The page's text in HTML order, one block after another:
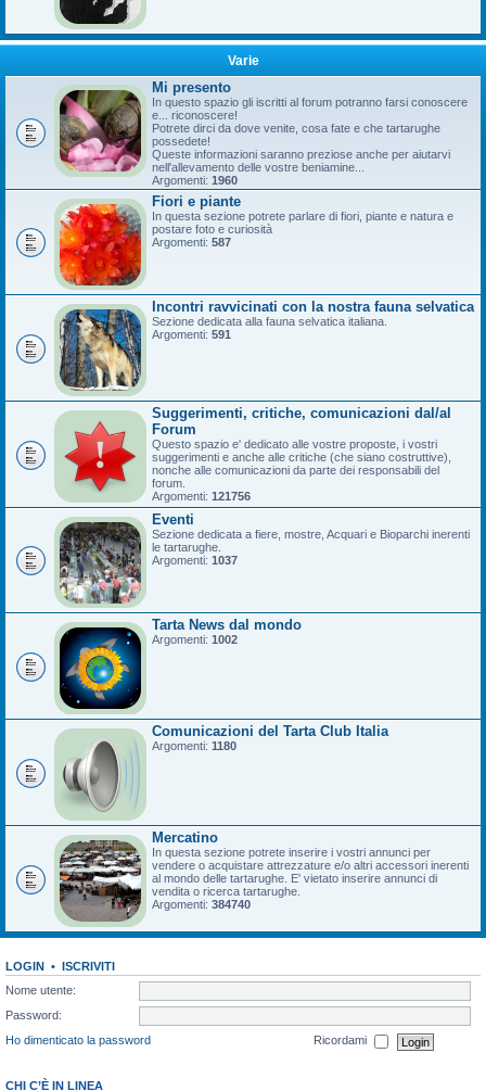
Varie
Mi presento
In questo spazio gli iscritti al forum potranno farsi conoscere
e... riconoscere!
Potrete dirci da dove venite, cosa fate e che tartarughe
possedete!
Queste informazioni saranno preziose anche per aiutarvi
nell'allevamento delle vostre beniamine...
Argomenti: 1960
Fiori e piante
In questa sezione potrete parlare di fiori, piante e natura e
postare foto e curiosità
Argomenti: 587
Incontri ravvicinati con la nostra fauna selvatica
Sezione dedicata alla fauna selvatica italiana.
Argomenti: 591
Suggerimenti, critiche, comunicazioni dal/al
Forum
Questo spazio e' dedicato alle vostre proposte, i vostri
suggerimenti e anche alle critiche (che siano costruttive),
nonche alle comunicazioni da parte dei responsabili del
forum.
Argomenti: 121756
Eventi
Sezione dedicata a fiere, mostre, Acquari e Bioparchi inerenti
le tartarughe.
Argomenti: 1037
Tarta News dal mondo
Argomenti: 1002
Comunicazioni del Tarta Club Italia
Argomenti: 1180
Mercatino
In questa sezione potrete inserire i vostri annunci per
vendere o acquistare attrezzature e/o altri accessori inerenti
al mondo delle tartarughe. E' vietato inserire annunci di
vendita o ricerca tartarughe.
Argomenti: 384740
LOGIN • ISCRIVITI
Nome utente:
Password:
Ho dimenticato la password
Ricordami
CHI C’È IN LINEA